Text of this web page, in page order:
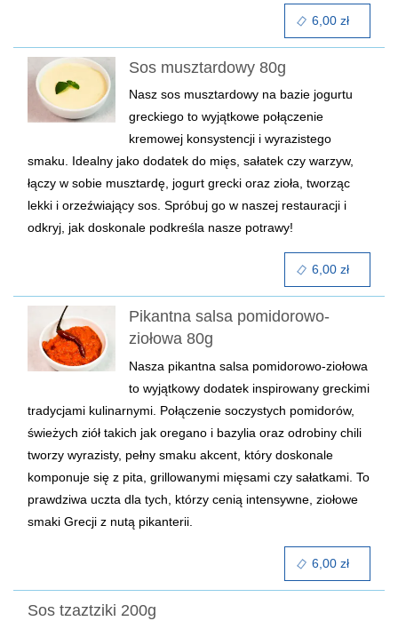
Sos musztardowy 80g
Nasz sos musztardowy na bazie jogurtu
greckiego to wyjątkowe połączenie
kremowej konsystencji i wyrazistego
smaku. Idealny jako dodatek do mięs, sałatek czy warzyw,
łączy w sobie musztardę, jogurt grecki oraz zioła, tworząc
lekki i orzeźwiający sos. Spróbuj go w naszej restauracji i
odkryj, jak doskonale podkreśla nasze potrawy!
Pikantna salsa pomidorowo-
ziołowa 80g
Nasza pikantna salsa pomidorowo-ziołowa
to wyjątkowy dodatek inspirowany greckimi
tradycjami kulinarnymi. Połączenie soczystych pomidorów,
świeżych ziół takich jak oregano i bazylia oraz odrobiny chili
tworzy wyrazisty, pełny smaku akcent, który doskonale
komponuje się z pita, grillowanymi mięsami czy sałatkami. To
prawdziwa uczta dla tych, którzy cenią intensywne, ziołowe
smaki Grecji z nutą pikanterii.
Sos tzaztziki 200g